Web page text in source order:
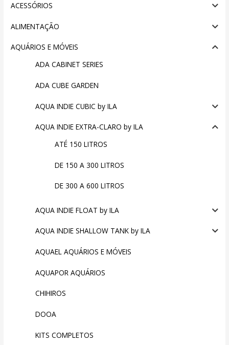
ACESSÓRIOS
ALIMENTAÇÃO
AQUÁRIOS E MÓVEIS
ADA CABINET SERIES
ADA CUBE GARDEN
AQUA INDIE CUBIC by ILA
AQUA INDIE EXTRA-CLARO by ILA
ATÉ 150 LITROS
DE 150 A 300 LITROS
DE 300 A 600 LITROS
AQUA INDIE FLOAT by ILA
AQUA INDIE SHALLOW TANK by ILA
AQUAEL AQUÁRIOS E MÓVEIS
AQUAPOR AQUÁRIOS
CHIHIROS
DOOA
KITS COMPLETOS